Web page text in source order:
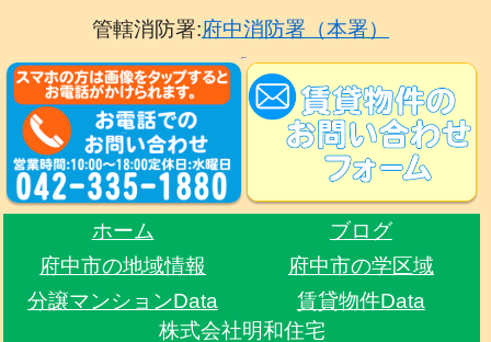
管轄消防署:府中消防署（本署）
ホーム
ブログ
府中市の地域情報
府中市の学区域
分譲マンションData
賃貸物件Data
株式会社明和住宅